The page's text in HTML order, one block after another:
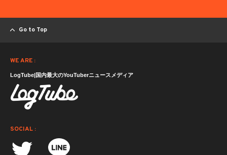
Go to Top
WE ARE :
LogTube|国内最大のYouTuberニュースメディア
SOCIAL :